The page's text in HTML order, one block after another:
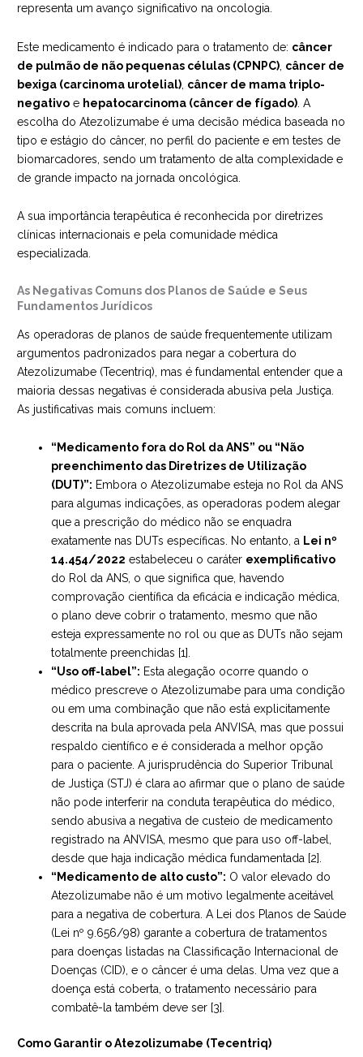
representa um avanço significativo na oncologia.
Este medicamento é indicado para o tratamento de: câncer
de pulmão de não pequenas células (CPNPC) câncer de
bexiga (carcinoma urotelial) câncer de mama triplo-
negativo e hepatocarcinoma (câncer de fígado) . A
escolha do Atezolizumabe é uma decisão médica baseada no
tipo e estágio do câncer, no perfil do paciente e em testes de
biomarcadores, sendo um tratamento de alta complexidade e
de grande impacto na jornada oncológica.
A sua importância terapêutica é reconhecida por diretrizes
clínicas internacionais e pela comunidade médica
especializada.
As Negativas Comuns dos Planos de Saúde e Seus
Fundamentos Jurídicos
As operadoras de planos de saúde frequentemente utilizam
argumentos padronizados para negar a cobertura do
Atezolizumabe (Tecentriq), mas é fundamental entender que a
maioria dessas negativas é considerada abusiva pela Justiça.
As justificativas mais comuns incluem:
“Medicamento fora do Rol da ANS” ou “Não
preenchimento das Diretrizes de Utilização
(DUT)”: Embora o Atezolizumabe esteja no Rol da ANS
para algumas indicações, as operadoras podem alegar
que a prescrição do médico não se enquadra
exatamente nas DUTs específicas. No entanto, a Lei nº
14.454/2022 estabeleceu o caráter exemplificativo
do Rol da ANS, o que significa que, havendo
comprovação científica da eficácia e indicação médica,
o plano deve cobrir o tratamento, mesmo que não
esteja expressamente no rol ou que as DUTs não sejam
totalmente preenchidas [1].
“Uso off-label”: Esta alegação ocorre quando o
médico prescreve o Atezolizumabe para uma condição
ou em uma combinação que não está explicitamente
descrita na bula aprovada pela ANVISA, mas que possui
respaldo científico e é considerada a melhor opção
para o paciente. A jurisprudência do Superior Tribunal
de Justiça (STJ) é clara ao afirmar que o plano de saúde
não pode interferir na conduta terapêutica do médico,
sendo abusiva a negativa de custeio de medicamento
registrado na ANVISA, mesmo que para uso off-label,
desde que haja indicação médica fundamentada [2].
“Medicamento de alto custo”: O valor elevado do
Atezolizumabe não é um motivo legalmente aceitável
para a negativa de cobertura. A Lei dos Planos de Saúde
(Lei nº 9.656/98) garante a cobertura de tratamentos
para doenças listadas na Classificação Internacional de
Doenças (CID), e o câncer é uma delas. Uma vez que a
doença está coberta, o tratamento necessário para
combatê-la também deve ser [3].
Como Garantir o Atezolizumabe (Tecentriq)